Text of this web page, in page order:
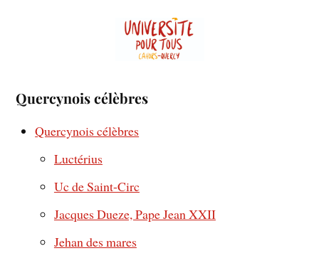
Quercynois célèbres
Quercynois célèbres
Luctérius
Uc de Saint-Circ
Jacques Dueze, Pape Jean XXII
Jehan des mares